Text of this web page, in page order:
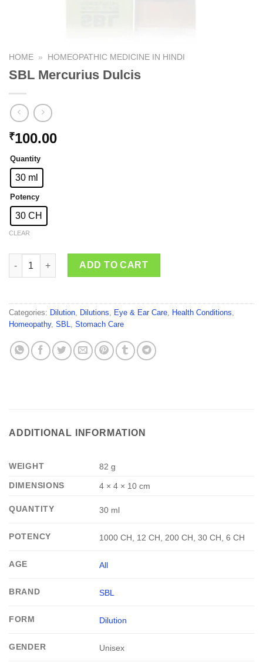
HOME » HOMEOPATHIC MEDICINE IN HINDI
SBL Mercurius Dulcis
₹100.00
Quantity
30 ml
Potency
30 CH
CLEAR
SBL Mercurius Dulcis quantity
ADD TO CART
Categories: Dilution, Dilutions, Eye & Ear Care, Health Conditions,
Homeopathy, SBL, Stomach Care
ADDITIONAL INFORMATION
WEIGHT
82 g
DIMENSIONS
4 × 4 × 10 cm
QUANTITY 30 ml
POTENCY 1000 CH, 12 CH, 200 CH, 30 CH, 6 CH
AGE All
BRAND SBL
FORM Dilution
GENDER Unisex